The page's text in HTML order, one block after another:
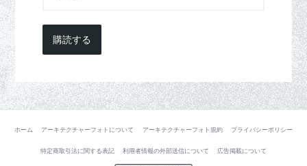
購読する
ホーム アーキテクチャーフォトについて アーキテクチャーフォト規約 プライバシーポリシー
特定商取引法に関する表記 利用者情報の外部送信について 広告掲載について